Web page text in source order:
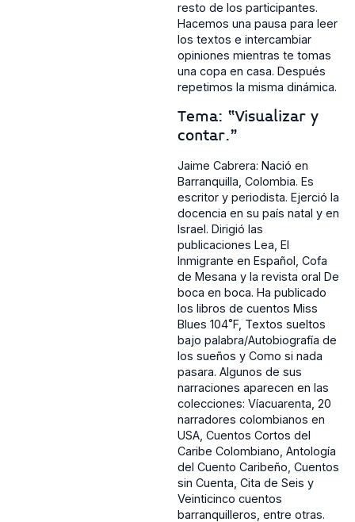
resto de los participantes.
Hacemos una pausa para leer
los textos e intercambiar
opiniones mientras te tomas
una copa en casa. Después
repetimos la misma dinámica.
Tema: “Visualizar y
contar.”
Jaime Cabrera: Nació en
Barranquilla, Colombia. Es
escritor y periodista. Ejerció la
docencia en su país natal y en
Israel. Dirigió las
publicaciones Lea, El
Inmigrante en Español, Cofa
de Mesana y la revista oral De
boca en boca. Ha publicado
los libros de cuentos Miss
Blues 104˚F, Textos sueltos
bajo palabra/Autobiografía de
los sueños y Como si nada
pasara. Algunos de sus
narraciones aparecen en las
colecciones: Víacuarenta, 20
narradores colombianos en
USA, Cuentos Cortos del
Caribe Colombiano, Antología
del Cuento Caribeño, Cuentos
sin Cuenta, Cita de Seis y
Veinticinco cuentos
barranquilleros, entre otras.